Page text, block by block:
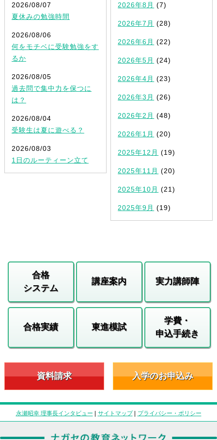
2026/08/07
夏休みの勉強時間
2026/08/06
何をモチベに受験勉強をす
るか
2026/08/05
過去問で集中力を保つに
は？
2026/08/04
受験生は夏に遊べる？
2026/08/03
1日のルーティーン立て
2026年8月 (7)
2026年7月 (28)
2026年6月 (22)
2026年5月 (24)
2026年4月 (23)
2026年3月 (26)
2026年2月 (48)
2026年1月 (20)
2025年12月 (19)
2025年11月 (20)
2025年10月 (21)
2025年9月 (19)
合格
システム
講座案内 実力講師陣
合格実績 東進模試
学費・
申込手続き
資料請求 入学のお申込み
永瀬昭幸 理事長インタビュー | サイトマップ| プライバシー・ポリシー